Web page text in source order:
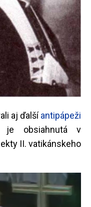
aj ďalšíantipápeži
obsiahnutá v
II. vatikánskeho